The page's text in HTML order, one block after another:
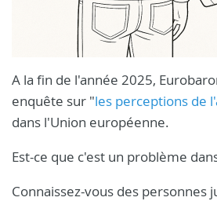
A la fin de l'année 2025,
enquête sur "les perceptions de
dans l'Union européenne.
Est-ce que c'est un problème
Connaissez-vous des personnes